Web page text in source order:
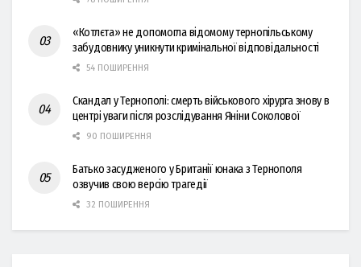
«Котлєта» не допомогла відомому тернопільському
забудовнику уникнути кримінальної відповідальності
54 ПОШИРЕННЯ
Скандал у Тернополі: смерть військового хірурга знову в
центрі уваги після розслідування Яніни Соколової
90 ПОШИРЕННЯ
Батько засудженого у Британії юнака з Тернополя
озвучив свою версію трагедії
32 ПОШИРЕННЯ